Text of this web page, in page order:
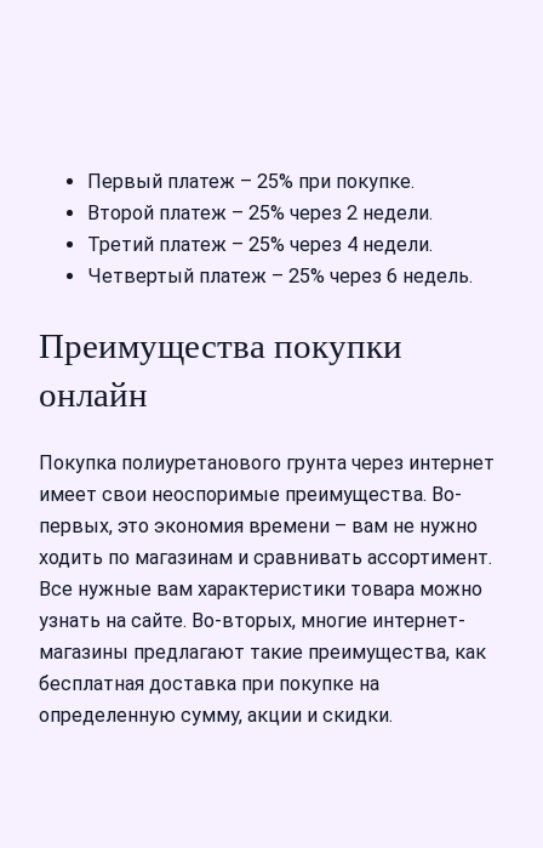
Первый платеж – 25% при покупке.
Второй платеж – 25% через 2 недели.
Третий платеж – 25% через 4 недели.
Четвертый платеж – 25% через 6 недель.
Преимущества покупки
онлайн
Покупка полиуретанового грунта через интернет
имеет свои неоспоримые преимущества. Во-
первых, это экономия времени – вам не нужно
ходить по магазинам и сравнивать ассортимент.
Все нужные вам характеристики товара можно
узнать на сайте. Во-вторых, многие интернет-
магазины предлагают такие преимущества, как
бесплатная доставка при покупке на
определенную сумму, акции и скидки.